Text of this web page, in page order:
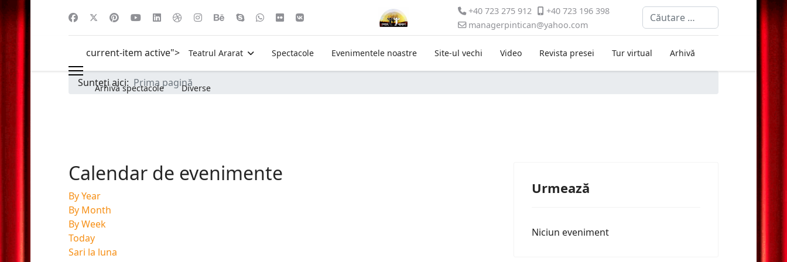
+40 723 275 912
+40 723 196 398
managerpintican@yahoo.com
Cautare
current-item active"> Teatrul Ararat Spectacole Evenimentele noastre Site-ul vechi Video Revista presei Tur virtual Arhivă
Arhivă spectacole Diverse
Sunteți aici: Prima pagină
Calendar de evenimente
By Year
By Month
By Week
Today
Sari la luna
Urmează
Niciun eveniment